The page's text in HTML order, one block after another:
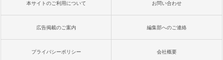
本サイトのご利用について お問い合わせ
広告掲載のご案内 編集部へのご連絡
プライバシーポリシー 会社概要